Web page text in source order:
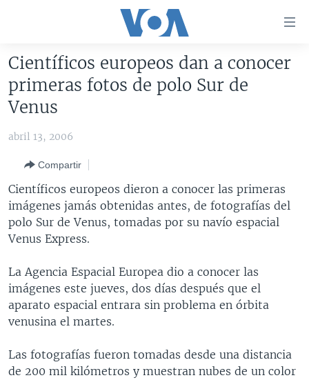
accesibilidad
contenido
Salte
principal
Salte
búsqueda
AMÉRICA DEL NORTE
ELECCIONES EEUU 2024
VOA VERIFICA INMIGRACIÓN
VOA VERIFICA AMÉRICA LATINA
ARGENTINA
BOLIVIA
COLOMBIA
CHILE
PERÚ
ECUADOR
VENEZUELA
CHINA EN AMÉRICA LATINA
CENTROAMÉRICA
COSTA RICA
EL SALVADOR
GUATEMALA
HONDURAS
NICARAGUA
OTRAS SECCIONES
INMIGRACIÓN
LIBERTAD DE PRENSA
MUNDO
ECONOMÍA
TECNOLOGÍA
ESPECIALES DE LA VOA
LIBERTAD DE PRENSA
UCRANIA
MULTIMEDIA
FOTOGRAFÍA
EL MUNDO AL DÍA
RADIO
Científicos europeos dan a conocer
primeras fotos de polo Sur de
Venus
abril 13, 2006
Compartir
Científicos europeos dieron a conocer las primeras
imágenes jamás obtenidas antes, de fotografías del
polo Sur de Venus, tomadas por su navío espacial
Venus Express.
La Agencia Espacial Europea dio a conocer las
imágenes este jueves, dos días después que el
aparato espacial entrara sin problema en órbita
venusina el martes.
Las fotografías fueron tomadas desde una distancia
de 200 mil kilómetros y muestran nubes de un color